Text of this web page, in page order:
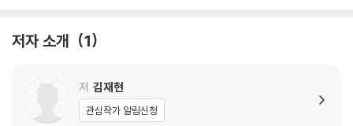
저자 소개 1
저 김재현
관심작가 알림신청